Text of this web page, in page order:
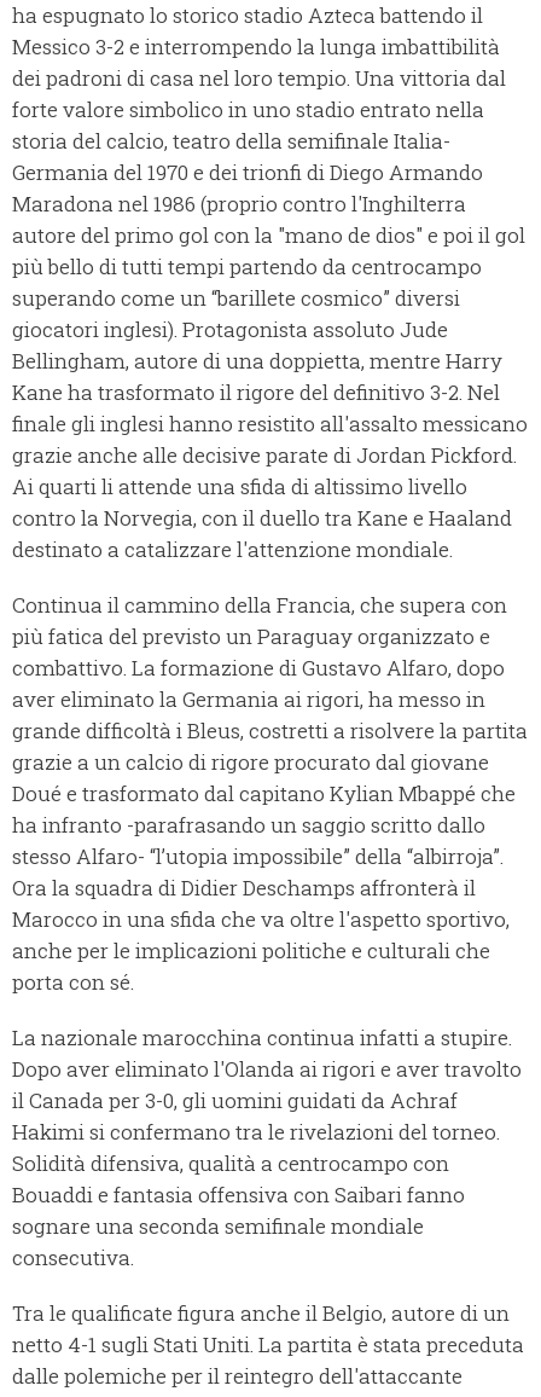
ha espugnato lo storico stadio Azteca battendo il
Messico 3-2 e interrompendo la lunga imbattibilità
dei padroni di casa nel loro tempio. Una vittoria dal
forte valore simbolico in uno stadio entrato nella
storia del calcio, teatro della semifinale Italia-
Germania del 1970 e dei trionfi di Diego Armando
Maradona nel 1986 (proprio contro l'Inghilterra
autore del primo gol con la "mano de dios" e poi il gol
più bello di tutti tempi partendo da centrocampo
superando come un “barillete cosmico” diversi
giocatori inglesi). Protagonista assoluto Jude
Bellingham, autore di una doppietta, mentre Harry
Kane ha trasformato il rigore del definitivo 3-2. Nel
finale gli inglesi hanno resistito all'assalto messicano
grazie anche alle decisive parate di Jordan Pickford.
Ai quarti li attende una sfida di altissimo livello
contro la Norvegia, con il duello tra Kane e Haaland
destinato a catalizzare l'attenzione mondiale.
Continua il cammino della Francia, che supera con
più fatica del previsto un Paraguay organizzato e
combattivo. La formazione di Gustavo Alfaro, dopo
aver eliminato la Germania ai rigori, ha messo in
grande difficoltà i Bleus, costretti a risolvere la partita
grazie a un calcio di rigore procurato dal giovane
Doué e trasformato dal capitano Kylian Mbappé che
ha infranto -parafrasando un saggio scritto dallo
stesso Alfaro- “l’utopia impossibile” della “albirroja”.
Ora la squadra di Didier Deschamps affronterà il
Marocco in una sfida che va oltre l'aspetto sportivo,
anche per le implicazioni politiche e culturali che
porta con sé.
La nazionale marocchina continua infatti a stupire.
Dopo aver eliminato l'Olanda ai rigori e aver travolto
il Canada per 3-0, gli uomini guidati da Achraf
Hakimi si confermano tra le rivelazioni del torneo.
Solidità difensiva, qualità a centrocampo con
Bouaddi e fantasia offensiva con Saibari fanno
sognare una seconda semifinale mondiale
consecutiva.
Tra le qualificate figura anche il Belgio, autore di un
netto 4-1 sugli Stati Uniti. La partita è stata preceduta
dalle polemiche per il reintegro dell'attaccante